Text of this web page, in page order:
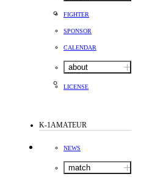
FIGHTER
SPONSOR
CALENDAR
about
LICENSE
K-1AMATEUR
NEWS
match